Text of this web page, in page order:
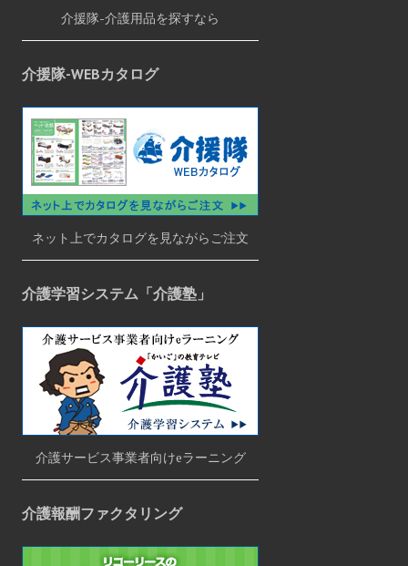
介援隊-介護用品を探すなら
介援隊-WEBカタログ
ネット上でカタログを見ながらご注文
介護学習システム「介護塾」
介護サービス事業者向けeラーニング
介護報酬ファクタリング